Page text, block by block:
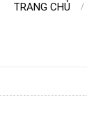
TRANG CHỦ